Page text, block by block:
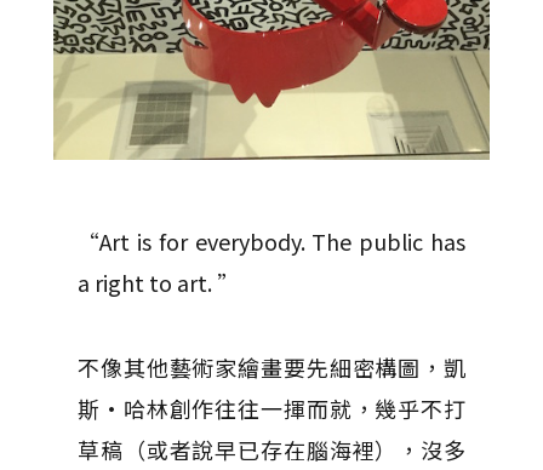
“Art is for everybody. The public has
a right to art. ”
不像其他藝術家繪畫要先細密構圖，凱
斯·哈林創作往往一揮而就，幾乎不打
草稿（或者說早已存在腦海裡），沒多